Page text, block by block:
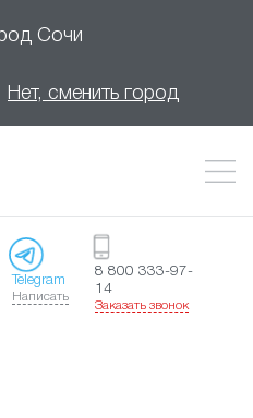
Сочи
Нет, сменить город
Telegram
Написать
8 800 333-97-
14
Заказать звонок